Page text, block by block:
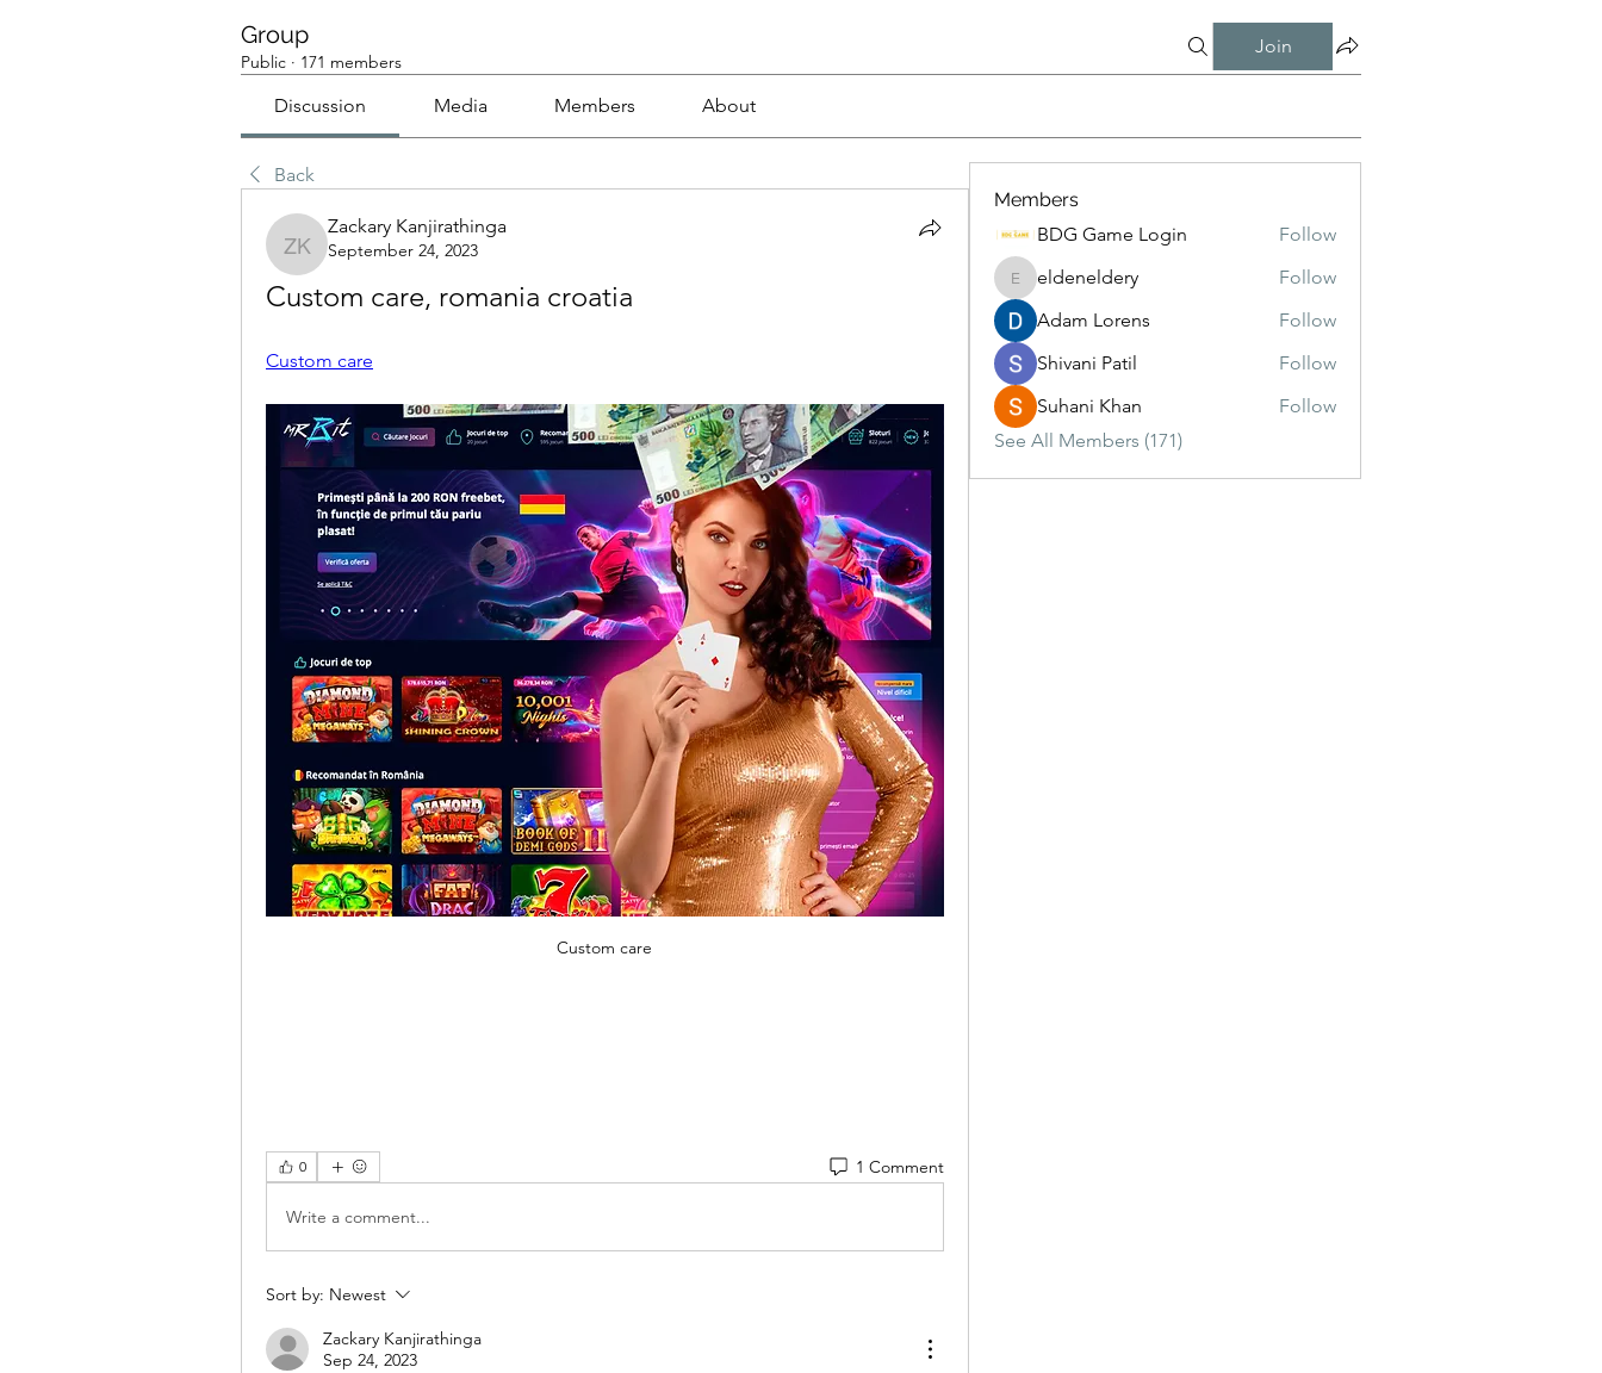
Group
Public · 171 members
Join
Discussion Media Members About
Back
Zackary Kanjirathinga
Zackary Kanjirathinga
September 24, 2023
Custom care, romania croatia
Custom care
Custom care
0 1 Comment
Write a comment...
Sort by: Newest
Zackary Kanjirathinga
Sep 24, 2023
Members
BDG Game Login
Follow
eldeneldery
eldeneldery
Follow
Adam Lorens
Follow
Shivani Patil
Follow
Suhani Khan
Follow
See All Members (171)